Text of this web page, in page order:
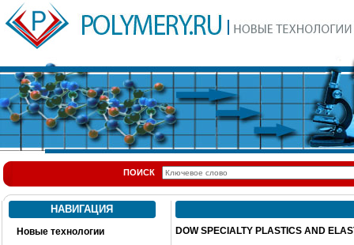
ПОИСК
НАВИГАЦИЯ
Новые технологии
DOW SPECIALTY PLASTICS AND